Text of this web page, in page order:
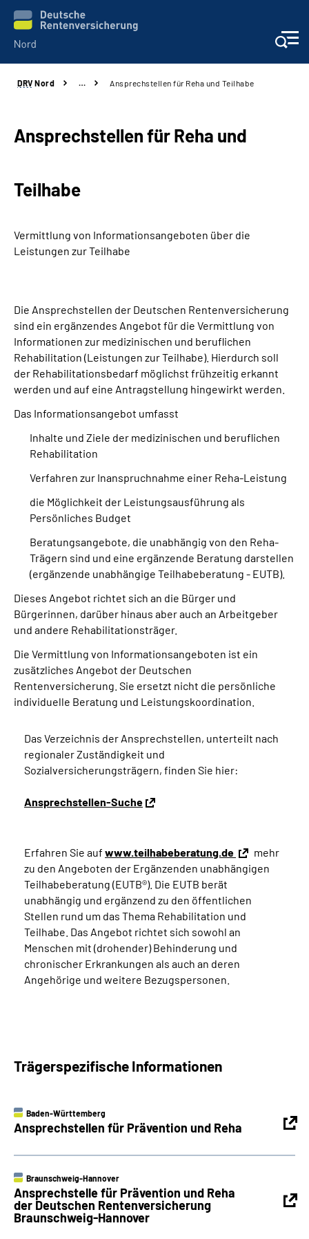
Aktuelles
Services
Karriere
Online-Services
Inhalte in Gebärdensprache (DGS)
Leichte Sprache
Suche
DRV Nord … Ansprechstellen für Reha und Teilhabe
Ansprechstellen für Reha und
Teilhabe
Vermittlung von Informationsangeboten über die
Leistungen zur Teilhabe
Die Ansprechstellen der Deutschen Rentenversicherung
sind ein ergänzendes Angebot für die Vermittlung von
Informationen zur medizinischen und beruflichen
Rehabilitation (Leistungen zur Teilhabe). Hierdurch soll
der Rehabilitationsbedarf möglichst frühzeitig erkannt
werden und auf eine Antragstellung hingewirkt werden.
Das Informationsangebot umfasst
Inhalte und Ziele der medizinischen und beruflichen
Rehabilitation
Verfahren zur Inanspruchnahme einer Reha-Leistung
die Möglichkeit der Leistungsausführung als
Persönliches Budget
Beratungsangebote, die unabhängig von den Reha-
Trägern sind und eine ergänzende Beratung darstellen
(ergänzende unabhängige Teilhabeberatung - EUTB).
Dieses Angebot richtet sich an die Bürger und
Bürgerinnen, darüber hinaus aber auch an Arbeitgeber
und andere Rehabilitationsträger.
Die Vermittlung von Informationsangeboten ist ein
zusätzliches Angebot der Deutschen
Rentenversicherung. Sie ersetzt nicht die persönliche
individuelle Beratung und Leistungskoordination.
Das Verzeichnis der Ansprechstellen, unterteilt nach
regionaler Zuständigkeit und
Sozialversicherungsträgern, finden Sie hier:
Ansprechstellen-Suche
Erfahren Sie auf www.teilhabeberatung.de
mehr
zu den Angeboten der Ergänzenden unabhängigen
Teilhabeberatung (EUTB®). Die EUTB berät
unabhängig und ergänzend zu den öffentlichen
Stellen rund um das Thema Rehabilitation und
Teilhabe. Das Angebot richtet sich sowohl an
Menschen mit (drohender) Behinderung und
chronischer Erkrankungen als auch an deren
Angehörige und weitere Bezugspersonen.
Trägerspezifische Informationen
Baden-Württemberg
Ansprechstellen für Prävention und Reha
Braunschweig-Hannover
Ansprechstelle für Prävention und Reha
der Deutschen Rentenversicherung
Braunschweig-Hannover